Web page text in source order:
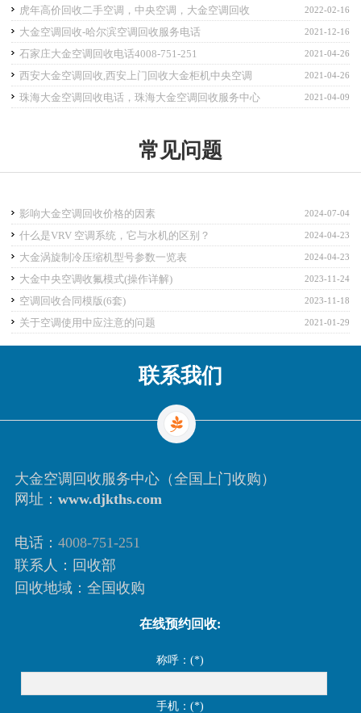
2022-02-16
虎年高价回收二手空调，中央空调，大金空调回收
2021-12-16
大金空调回收-哈尔滨空调回收服务电话
2021-04-26
石家庄大金空调回收电话4008-751-251
2021-04-26
西安大金空调回收,西安上门回收大金柜机中央空调
2021-04-09
珠海大金空调回收电话，珠海大金空调回收服务中心
常见问题
2024-07-04
影响大金空调回收价格的因素
2024-04-23
什么是VRV 空调系统，它与水机的区别？
2024-04-23
大金涡旋制冷压缩机型号参数一览表
2023-11-24
大金中央空调收氟模式(操作详解)
2023-11-18
空调回收合同模版(6套)
2021-01-29
关于空调使用中应注意的问题
联系我们
大金空调回收服务中心（全国上门收购）
网址： www.djkths.com
电话： 4008-751-251
联系人：回收部
回收地域：全国收购
在线预约回收:
称呼：(*)
手机：(*)